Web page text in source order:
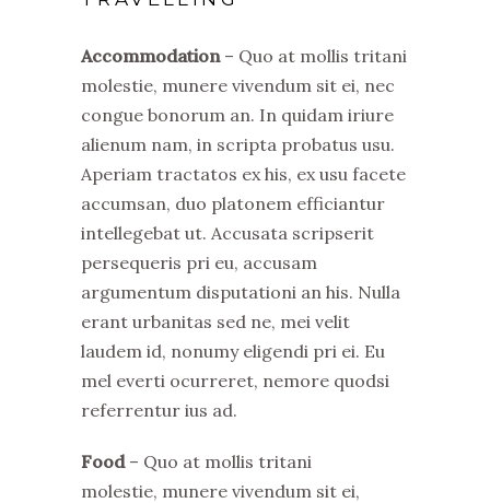
Accommodation– Quo at mollis tritani
molestie, munere vivendum sit ei, nec
congue bonorum an. In quidam iriure
alienum nam, in scripta probatus usu.
Aperiam tractatos ex his, ex usu facete
accumsan, duo platonem efficiantur
intellegebat ut. Accusata scripserit
persequeris pri eu, accusam
argumentum disputationi an his. Nulla
erant urbanitas sed ne, mei velit
laudem id, nonumy eligendi pri ei. Eu
mel everti ocurreret, nemore quodsi
referrentur ius ad.
Food – Quo at mollis tritani
molestie, munere vivendum sit ei,